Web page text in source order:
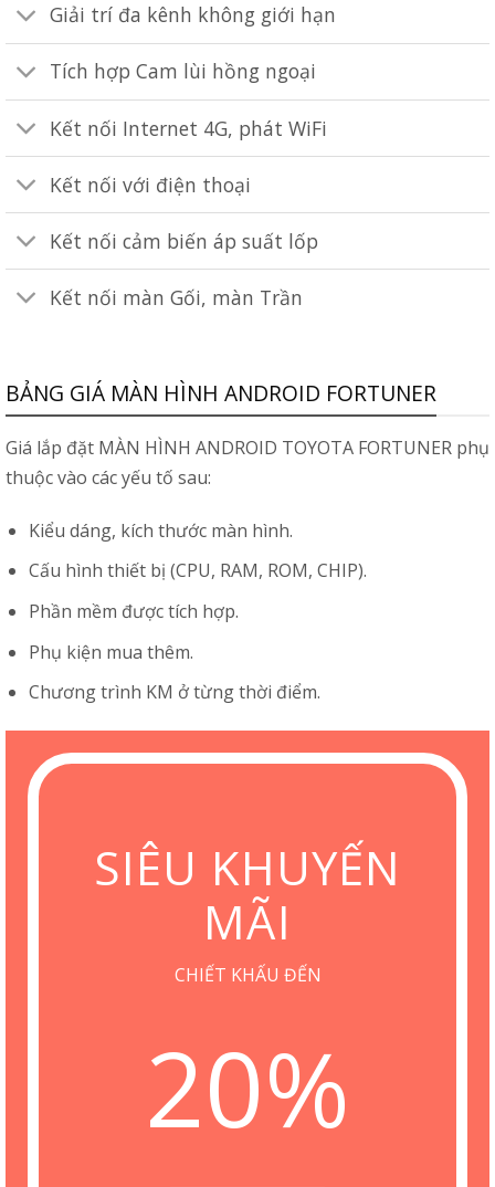
Giải trí đa kênh không giới hạn
Tích hợp Cam lùi hồng ngoại
Kết nối Internet 4G, phát WiFi
Kết nối với điện thoại
Kết nối cảm biến áp suất lốp
Kết nối màn Gối, màn Trần
BẢNG GIÁ MÀN HÌNH ANDROID FORTUNER
Giá lắp đặt MÀN HÌNH ANDROID TOYOTA FORTUNER phụ
thuộc vào các yếu tố sau:
Kiểu dáng, kích thước màn hình.
Cấu hình thiết bị (CPU, RAM, ROM, CHIP).
Phần mềm được tích hợp.
Phụ kiện mua thêm.
Chương trình KM ở từng thời điểm.
SIÊU KHUYẾN
MÃI
CHIẾT KHẤU ĐẾN
20%